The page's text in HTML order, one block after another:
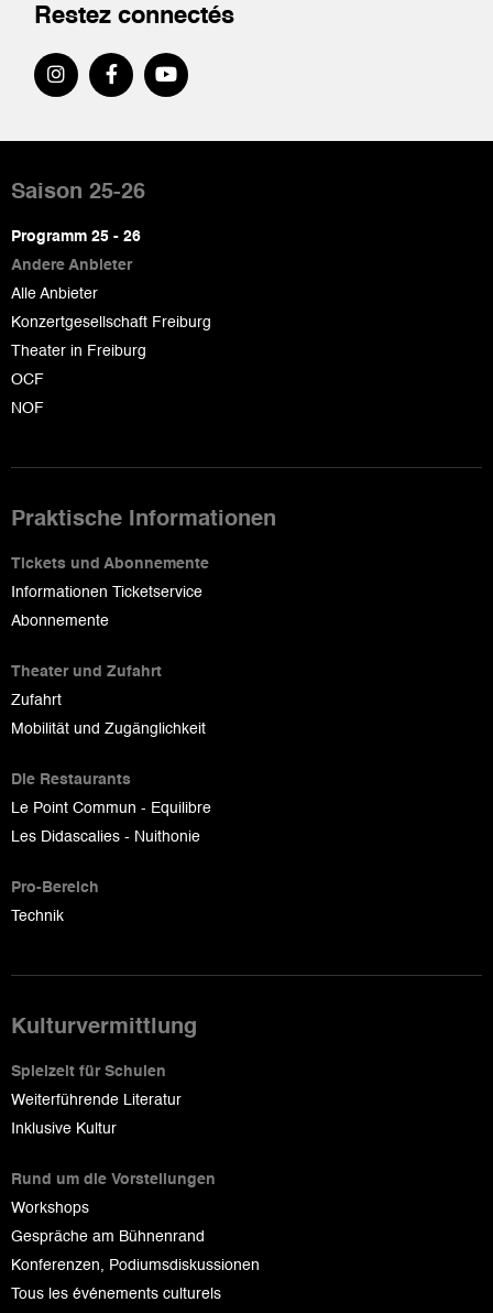
Restez connectés
de
page
Saison 25-26
Programm 25 - 26
Andere Anbieter
Alle Anbieter
Konzertgesellschaft Freiburg
Theater in Freiburg
OCF
NOF
Praktische Informationen
Tickets und Abonnemente
Informationen Ticketservice
Abonnemente
Theater und Zufahrt
Zufahrt
Mobilität und Zugänglichkeit
Die Restaurants
Le Point Commun - Equilibre
Les Didascalies - Nuithonie
Pro-Bereich
Technik
Kulturvermittlung
Spielzeit für Schulen
Weiterführende Literatur
Inklusive Kultur
Rund um die Vorstellungen
Workshops
Gespräche am Bühnenrand
Konferenzen, Podiumsdiskussionen
Tous les événements culturels